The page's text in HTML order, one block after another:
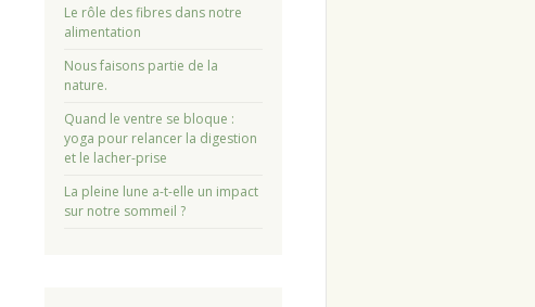
Le rôle des fibres dans notre
alimentation
Nous faisons partie de la
nature.
Quand le ventre se bloque :
yoga pour relancer la digestion
et le lacher-prise
La pleine lune a-t-elle un impact
sur notre sommeil ?